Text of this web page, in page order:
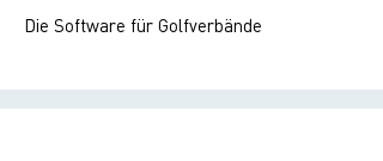
Die Software für Golfverbände